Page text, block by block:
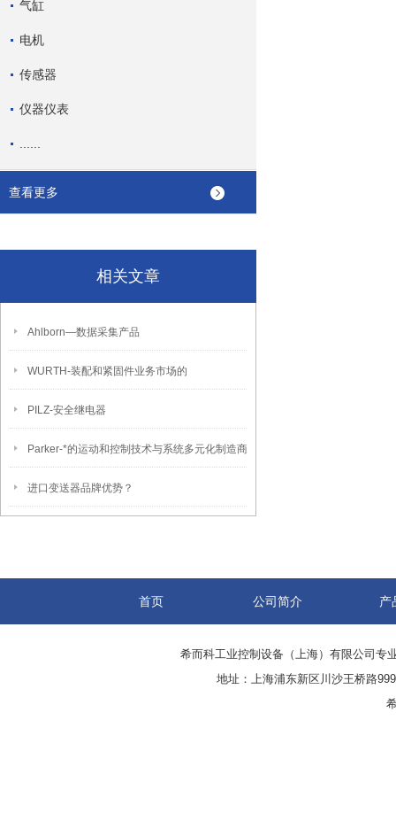
气缸
电机
传感器
仪器仪表
查看更多
相关文章
Ahlborn―数据采集产品
WURTH-装配和紧固件业务市场的
PILZ-安全继电器
Parker-*的运动和控制技术与系统多元化制造商
进口变送器品牌优势？
首页 公司简介 产
希而科工业控制设备（上海）有限公司专
地址：上海浦东新区川沙王桥路